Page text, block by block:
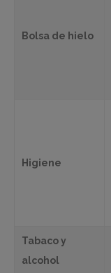
Bolsa de hielo
Higiene
Tabaco y
alcohol